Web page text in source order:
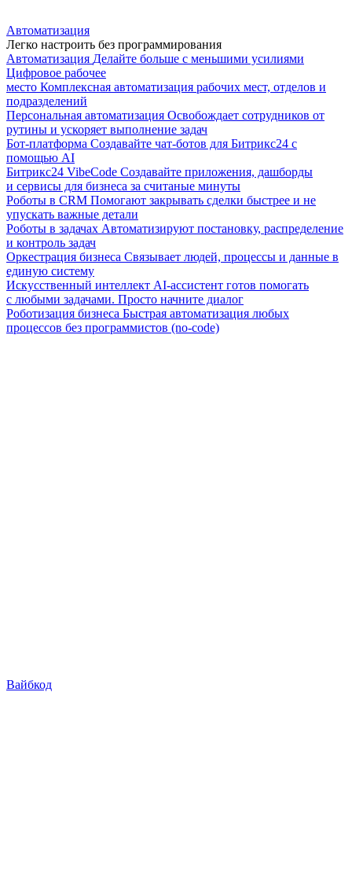
Автоматизация
Легко настроить без программирования
Автоматизация Делайте больше с меньшими усилиями
Цифровое рабочее
место Комплексная автоматизация рабочих мест, отделов и
подразделений
Персональная автоматизация Освобождает сотрудников от
рутины и ускоряет выполнение задач
Бот-платформа Создавайте чат-ботов для Битрикс24 с
помощью AI
Битрикс24 VibeCode Создавайте приложения, дашборды
и сервисы для бизнеса за считаные минуты
Роботы в CRM Помогают закрывать сделки быстрее и не
упускать важные детали
Роботы в задачах Автоматизируют постановку, распределение
и контроль задач
Оркестрация бизнеса Связывает людей, процессы и данные в
единую систему
Искусственный интеллект AI-ассистент готов помогать
с любыми задачами. Просто начните диалог
Роботизация бизнеса Быстрая автоматизация любых
процессов без программистов (no-code)
Вайбкод